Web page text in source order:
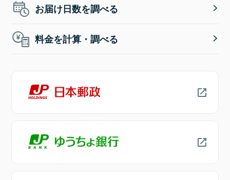
お届け日数を調べる
料金を計算・調べる